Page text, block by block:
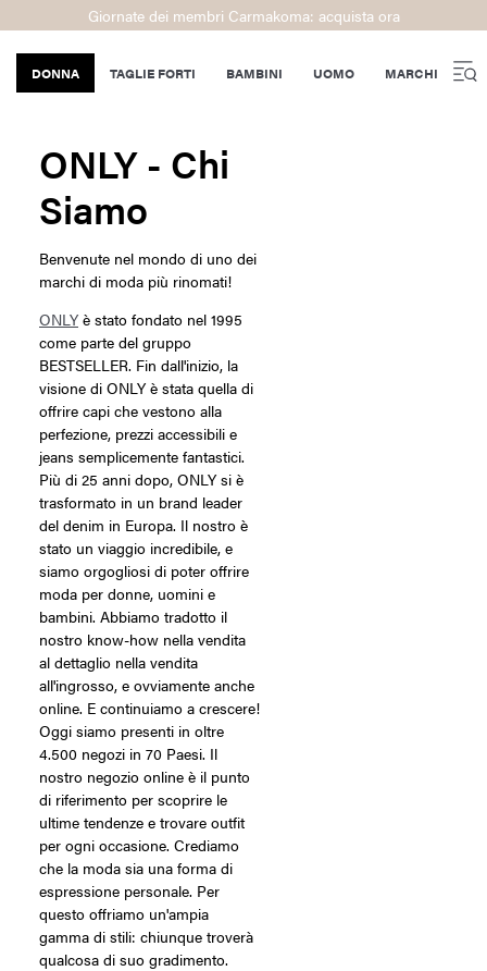
Giornate dei membri Carmakoma: acquista ora
DONNA TAGLIE FORTI BAMBINI UOMO MARCHI
ONLY - Chi
Siamo
Benvenute nel mondo di uno dei
marchi di moda più rinomati!
ONLY è stato fondato nel 1995
come parte del gruppo
BESTSELLER. Fin dall'inizio, la
visione di ONLY è stata quella di
offrire capi che vestono alla
perfezione, prezzi accessibili e
jeans semplicemente fantastici.
Più di 25 anni dopo, ONLY si è
trasformato in un brand leader
del denim in Europa. Il nostro è
stato un viaggio incredibile, e
siamo orgogliosi di poter offrire
moda per donne, uomini e
bambini. Abbiamo tradotto il
nostro know-how nella vendita
al dettaglio nella vendita
all'ingrosso, e ovviamente anche
online. E continuiamo a crescere!
Oggi siamo presenti in oltre
4.500 negozi in 70 Paesi. Il
nostro negozio online è il punto
di riferimento per scoprire le
ultime tendenze e trovare outfit
per ogni occasione. Crediamo
che la moda sia una forma di
espressione personale. Per
questo offriamo un'ampia
gamma di stili: chiunque troverà
qualcosa di suo gradimento.